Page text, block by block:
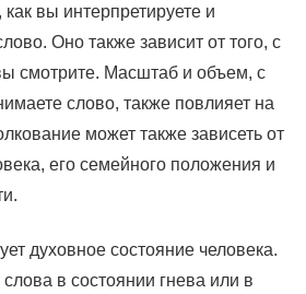
как вы интерпретируете и
Оно также зависит от того, с
смотрите. Масштаб и объем, с
слово, также повлияет на
может также зависеть от
его семейного положения и
духовное состояние человека.
слова в состоянии гнева или в